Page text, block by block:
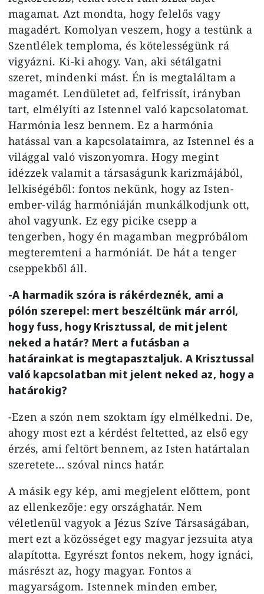
magamat. Azt mondta, hogy felelős vagy
magadért. Komolyan veszem, hogy a testünk a
Szentlélek temploma, és kötelességünk rá
vigyázni. Ki-ki ahogy. Van, aki sétálgatni
szeret, mindenki mást. Én is megtaláltam a
magamét. Lendületet ad, felfrissít, irányban
tart, elmélyíti az Istennel való kapcsolatomat.
Harmónia lesz bennem. Ez a harmónia
hatással van a kapcsolataimra, az Istennel és a
világgal való viszonyomra. Hogy megint
idézzek valamit a társaságunk karizmájából,
lelkiségéből: fontos nekünk, hogy az Isten-
ember-világ harmóniáján munkálkodjunk ott,
ahol vagyunk. Ez egy picike csepp a
tengerben, hogy én magamban megpróbálom
megteremteni a harmóniát. De hát a tenger
cseppekből áll.
-A harmadik szóra is rákérdeznék, ami a
pólón szerepel: mert beszéltünk már arról,
hogy fuss, hogy Krisztussal, de mit jelent
neked a határ? Mert a futásban a
határainkat is megtapasztaljuk. A Krisztussal
való kapcsolatban mit jelent neked az, hogy a
határokig?
-Ezen a szón nem szoktam így elmélkedni. De,
ahogy most ezt a kérdést feltetted, az első egy
érzés, ami feltört bennem, az Isten határtalan
szeretete… szóval nincs határ.
A másik egy kép, ami megjelent előttem, pont
az ellenkezője: egy országhatár. Nem
véletlenül vagyok a Jézus Szíve Társaságában,
mert ezt a közösséget egy magyar jezsuita atya
alapította. Egyrészt fontos nekem, hogy ignáci,
másrészt az, hogy magyar. Fontos a
magyarságom. Istennek minden ember,